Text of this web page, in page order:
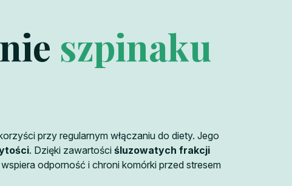
szpinaku
przy regularnym włączaniu do diety. Jego
. Dzięki zawartości śluzowatych frakcji
wspiera odporność i chroni komórki przed stresem